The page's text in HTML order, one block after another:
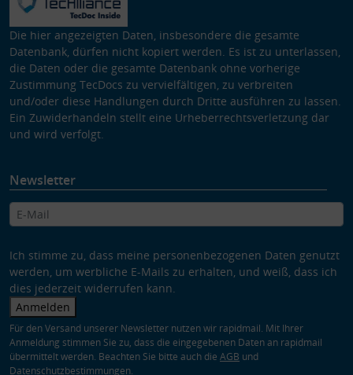
Die hier angezeigten Daten, insbesondere die gesamte
Datenbank, dürfen nicht kopiert werden. Es ist zu unterlassen,
die Daten oder die gesamte Datenbank ohne vorherige
Zustimmung TecDocs zu vervielfältigen, zu verbreiten
und/oder diese Handlungen durch Dritte ausführen zu lassen.
Ein Zuwiderhandeln stellt eine Urheberrechtsverletzung dar
und wird verfolgt.
Newsletter
Ich stimme zu, dass meine personenbezogenen Daten genutzt
werden, um werbliche E-Mails zu erhalten, und weiß, dass ich
dies jederzeit widerrufen kann.
Anmelden
Für den Versand unserer Newsletter nutzen wir rapidmail. Mit Ihrer
Anmeldung stimmen Sie zu, dass die eingegebenen Daten an rapidmail
übermittelt werden. Beachten Sie bitte auch die AGB und
Datenschutzbestimmungen.